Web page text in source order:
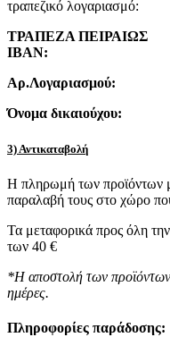
τραπεζικό λογαριασμό:
ΤΡΑΠΕΖΑ ΠΕΙΡΑΙΩΣ
IBAN:
Αρ.Λογαριασμού:
Όνομα δικαιούχου:
3) Αντικαταβολή
Η πληρωμή των προϊόντων
παραλαβή τους στο χώρο
Τα μεταφορικά προς όλη
των 40 €
*Η αποστολή των προϊόντων
ημέρες.
Πληροφορίες παράδοσης: